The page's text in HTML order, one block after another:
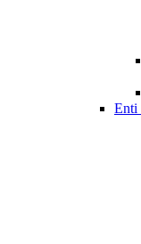
Enti